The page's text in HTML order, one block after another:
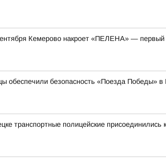
Кемерово накроет «ПЕЛЕНА» — первый
обеспечили безопасность «Поезда Победы» в
транспортные полицейские присоединились